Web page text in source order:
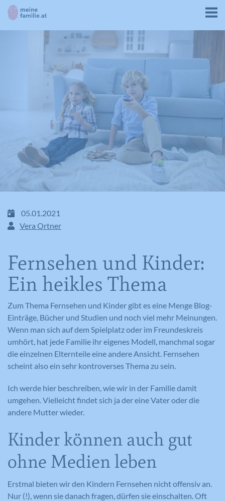
05.01.2021
Vera Ortner
Fernsehen und Kinder:
Ein heikles Thema
Zum Thema Fernsehen und Kinder gibt es eine Menge Blog-
Einträge, Bücher und Studien und noch viel mehr Meinungen.
Wenn man sich auf dem Spielplatz oder im Freundeskreis
umhört, hat jede Familie ihr eigenes Modell, manchmal sogar
die einzelnen Elternteile eine andere Ansicht. Fernsehen
scheint also ein sehr kontroverses Thema zu sein.
Ich werde hier beschreiben, wie wir in der Familie damit
umgehen. Vielleicht findet sich ja der eine Vater oder die
andere Mutter wieder.
Kinder können auch gut
ohne Medien leben
Erstmal bieten wir den Kindern Fernsehen nicht offensiv an.
Nur (!), wenn sie danach fragen, dürfen sie einschalten. Oft